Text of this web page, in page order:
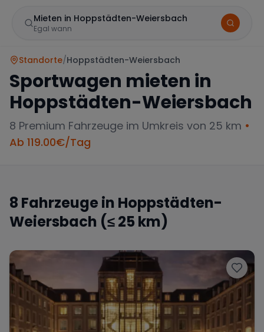
Mieten in Hoppstädten-Weiersbach
Egal wann
Mercedes BMW
Lamborghini
Wann
Zeitraum wählen
Standorte/Hoppstädten-Weiersbach
Sportwagen mieten in
Hoppstädten-Weiersbach
8 Premium Fahrzeuge im Umkreis von 25 km •
Ab 119.00€/Tag
8 Fahrzeuge in Hoppstädten-
Weiersbach (≤ 25 km)